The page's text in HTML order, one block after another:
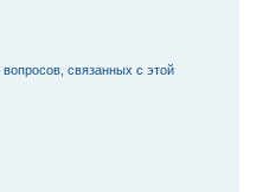
связанных с этой